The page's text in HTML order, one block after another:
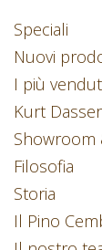
Speciali
Nuovi
I più
Kurt Dasser
Showroom
Filosofia
Storia
Il Pino